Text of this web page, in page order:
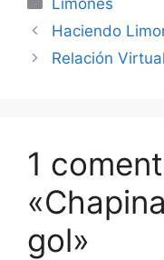
comics, con frases fuera
de contexto, pero que
muy posiblemente
pudo…
Limones
Haciendo
Relación Virtual
1
gol»